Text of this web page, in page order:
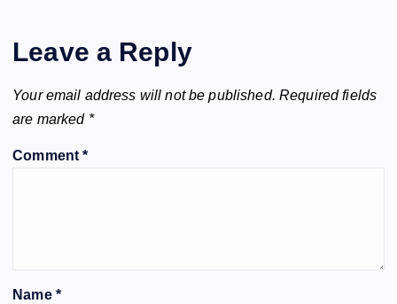
Leave a Reply
Your email address will not be published. Required fields
are marked *
Comment*
Name *